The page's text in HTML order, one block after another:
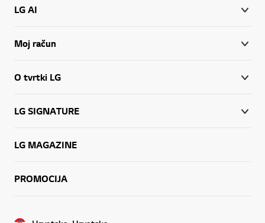
LG AI
Moj račun
O tvrtki LG
LG SIGNATURE
LG MAGAZINE
PROMOCIJA